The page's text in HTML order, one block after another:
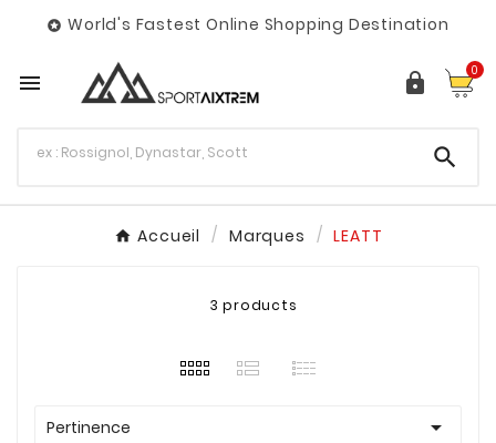
 World's Fastest Online Shopping Destination
  0

Accueil Marques LEATT
3 products
Pertinence 